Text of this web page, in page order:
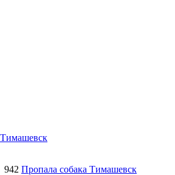
942 Пропала собака Тимашевск